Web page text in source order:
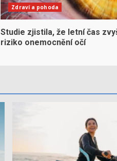
Zdraví a pohoda
Studie zjistila, že letní čas
riziko onemocnění očí